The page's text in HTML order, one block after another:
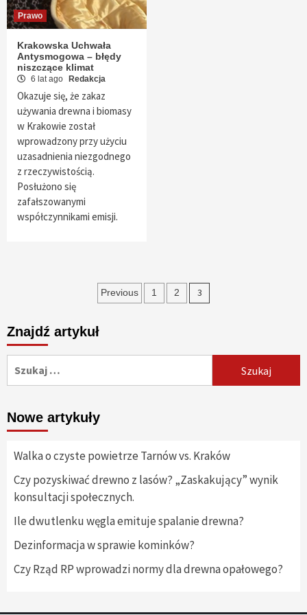
Prawo
Krakowska Uchwała
Antysmogowa – błędy
niszczące klimat
6 lat ago Redakcja
Okazuje się, że zakaz
używania drewna i biomasy
w Krakowie został
wprowadzony przy użyciu
uzasadnienia niezgodnego
z rzeczywistością.
Posłużono się
zafałszowanymi
współczynnikami emisji.
Nawigacja
wpisach
Previous 1 2 3
Znajdź artykuł
Nowe artykuły
Walka o czyste powietrze Tarnów vs. Kraków
Czy pozyskiwać drewno z lasów? „Zaskakujący” wynik
konsultacji społecznych.
Ile dwutlenku węgla emituje spalanie drewna?
Dezinformacja w sprawie kominków?
Czy Rząd RP wprowadzi normy dla drewna opałowego?